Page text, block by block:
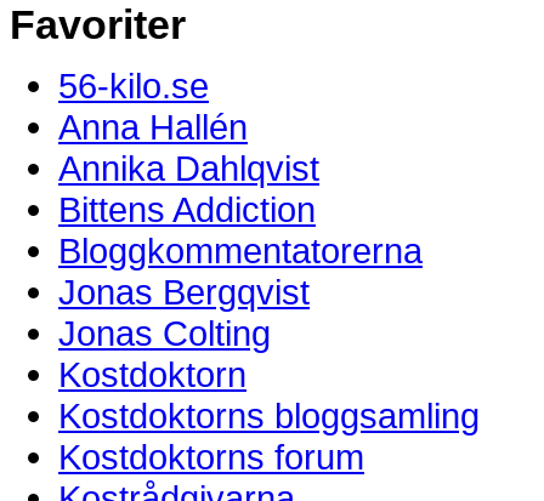
Favoriter
56-kilo.se
Anna Hallén
Annika Dahlqvist
Bittens Addiction
Bloggkommentatorerna
Jonas Bergqvist
Jonas Colting
Kostdoktorn
Kostdoktorns bloggsamling
Kostdoktorns forum